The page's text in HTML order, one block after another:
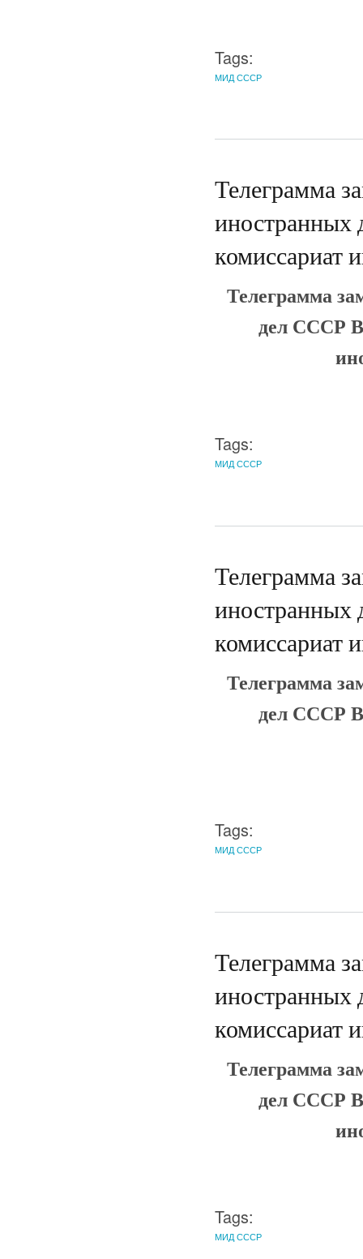
Tags:
МИД СССР
Телеграмма
комиссариат
Телеграмма
дел СССР
Tags:
МИД СССР
Телеграмма
комиссариат
Телеграмма
дел СССР
Tags:
МИД СССР
Телеграмма
комиссариат
Телеграмма
дел СССР
Tags:
МИД СССР